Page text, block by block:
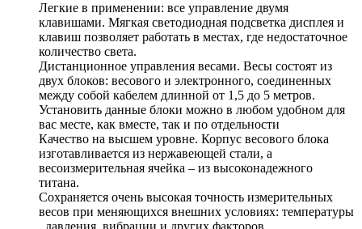
Легкие в применении: все управление двумя
клавишами. Мягкая светодиодная подсветка дисплея и
клавиш позволяет работать в местах, где недостаточное
количество света.
Дистанционное управления весами. Весы состоят из
двух блоков: весового и электронного, соединенных
между собой кабелем длинной от 1,5 до 5 метров.
Установить данные блоки можно в любом удобном для
вас месте, как вместе, так и по отдельности
Качество на высшем уровне. Корпус весового блока
изготавливается из нержавеющей стали, а
весоизмерительная ячейка – из высоконадежного
титана.
Сохраняется очень высокая точность измерительных
весов при меняющихся внешних условиях: температуры